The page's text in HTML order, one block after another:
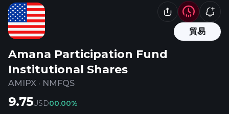
貿易
Amana Participation Fund
Institutional Shares
AMIPX · NMFQS
9.75USD00.00%